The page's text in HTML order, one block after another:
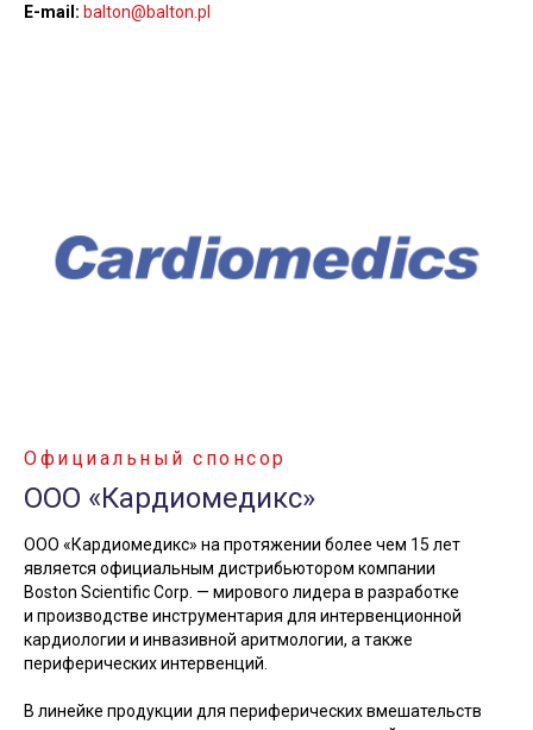
E-mail: balton@balton.pl
Официальный спонсор
ООО «Кардиомедикс»
ООО «Кардиомедикс» на протяжении более чем 15 лет
является официальным дистрибьютором компании
Boston Scientific Corp. — мирового лидера в разработке
и производстве инструментария для интервенционной
кардиологии и инвазивной аритмологии, а также
периферических интервенций.
В линейке продукции для периферических вмешательств